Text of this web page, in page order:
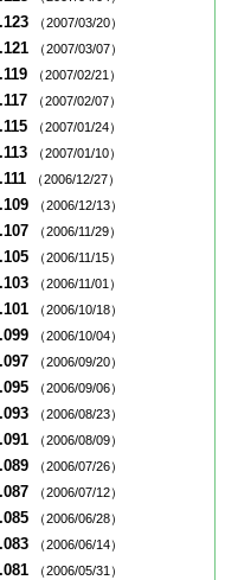
（2007/03/20）
（2007/03/07）
（2007/02/21）
（2007/02/07）
（2007/01/24）
（2007/01/10）
（2006/12/27）
（2006/12/13）
（2006/11/29）
（2006/11/15）
（2006/11/01）
（2006/10/18）
（2006/10/04）
（2006/09/20）
（2006/09/06）
（2006/08/23）
（2006/08/09）
（2006/07/26）
（2006/07/12）
（2006/06/28）
（2006/06/14）
（2006/05/31）